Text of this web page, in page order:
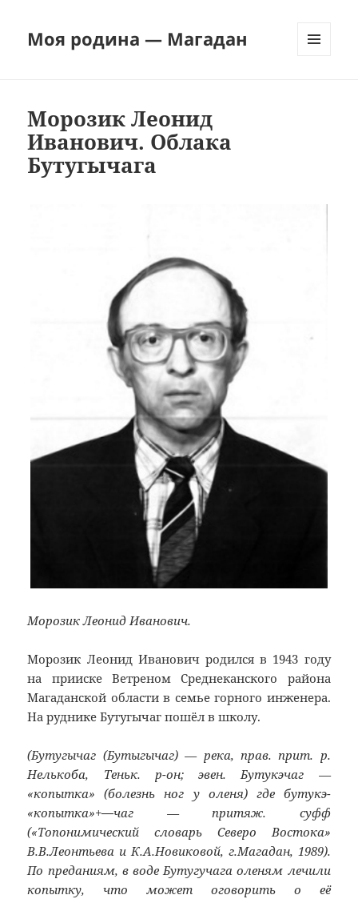
Моя родина — Магадан
Морозик Леонид
Иванович. Облака
Бутугычага
Морозик Леонид Иванович.
Морозик Леонид Иванович родился в 1943 году
на прииске Ветреном Среднеканского района
Магаданской области в семье горного инженера.
На руднике Бутугычаг пошёл в школу.
(Бутугычаг (Бутыгычаг) — река, прав. прит. р.
Нелькоба, Теньк. р-он; эвен. Бутукэчаг —
«копытка» (болезнь ног у оленя) где бутукэ-
«копытка»+—чаг — притяж. суфф
(«Топонимический словарь Северо Востока»
В.В.Леонтьева и К.А.Новиковой, г.Магадан, 1989).
По преданиям, в воде Бутугучага оленям лечили
копытку, что может оговорить о её